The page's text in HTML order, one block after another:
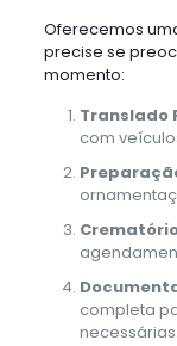
Oferecemos
precise se
momento:
Translado
com
completa
necessárias.